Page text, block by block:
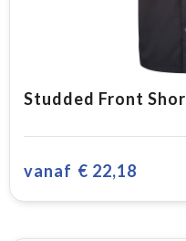
Studded Front
vanaf € 22,18